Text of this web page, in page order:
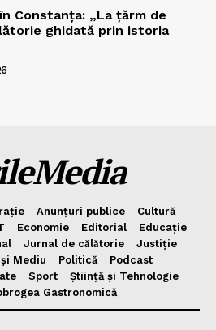
Constanța: „La țărm de
ghidată prin istoria
Anunțuri publice
Cultură
Economie Editorial
Educație
Jurnal de cǎlǎtorie
Justiție
Mediu Politică
Podcast
Sport
Știință și Tehnologie
Gastronomică